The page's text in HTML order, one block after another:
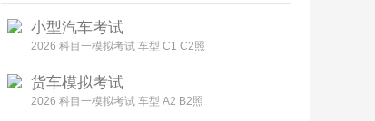
小型汽车考试
2026 科目一模拟考试 车型 C1 C2照
货车模拟考试
2026 科目一模拟考试 车型 A2 B2照